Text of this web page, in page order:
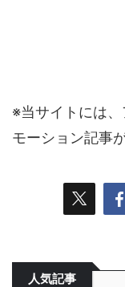
※当サイトには
モーション記事
人気記事